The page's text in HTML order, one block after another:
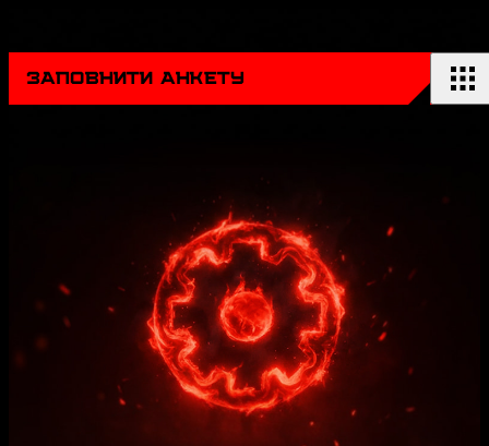
ЗАПОВНИТИ АНКЕТУ